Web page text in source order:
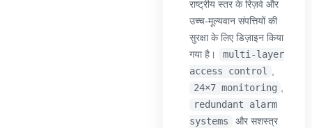
राष्ट्रीय स्तर के रिज़र्व और
उच्च-मूल्यवान संपत्तियों की
सुरक्षा के लिए डिज़ाइन किया
गया है।
multi-layer
access control ,
24×7 monitoring ,
redundant alarm
systems
और सशस्त्र